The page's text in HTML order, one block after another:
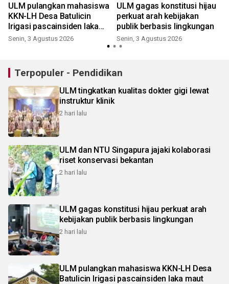
ULM pulangkan mahasiswa
KKN-LH Desa Batulicin
Irigasi pascainsiden laka
maut
Senin, 3 Agustus 2026
ULM gagas konstitusi hijau
perkuat arah kebijakan
publik berbasis lingkungan
Senin, 3 Agustus 2026
Terpopuler - Pendidikan
ULM tingkatkan kualitas dokter gigi lewat
instruktur klinik
2 hari lalu
ULM dan NTU Singapura jajaki kolaborasi
riset konservasi bekantan
2 hari lalu
ULM gagas konstitusi hijau perkuat arah
kebijakan publik berbasis lingkungan
2 hari lalu
ULM pulangkan mahasiswa KKN-LH Desa
Batulicin Irigasi pascainsiden laka maut